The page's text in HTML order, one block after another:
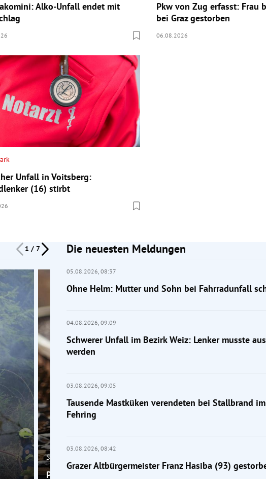
Alko-Unfall endet mit
Pkw von Zug erfasst: Frau
bei Graz gestorben
06.08.2026
Unfall in Voitsberg:
(16) stirbt
1 / 7
Steiermark
Pkw von Zug erfasst: Frau bei Bahnunfall bei Graz
Die neuesten Meldungen
05.08.2026, 08:37
Ohne Helm: Mutter und Sohn bei Fahrradunfall
04.08.2026, 09:09
Schwerer Unfall im Bezirk Weiz: Lenker musste
werden
03.08.2026, 09:05
Tausende Mastküken verendeten bei Stallbrand
Fehring
03.08.2026, 08:42
Grazer Altbürgermeister Franz Hasiba (93)